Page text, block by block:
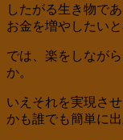
したがる生き物で
お金を増やしたい
では、楽をしなが
か。
いえそれを実現さ
かも誰でも簡単に出